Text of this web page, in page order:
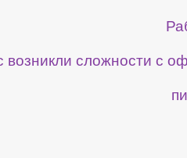
возникли сложности с